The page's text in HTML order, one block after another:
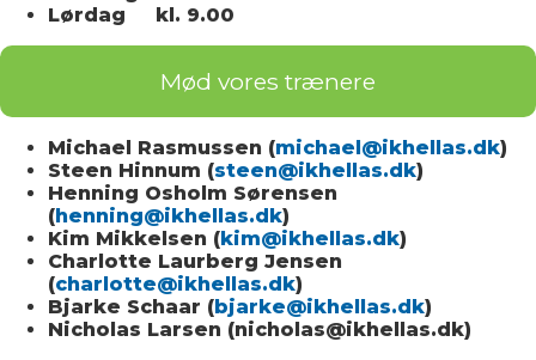
Lørdag kl. 9.00
Mød vores trænere
Michael Rasmussen (michael@ikhellas.dk)
Steen Hinnum (steen@ikhellas.dk)
Henning Osholm Sørensen
(henning@ikhellas.dk)
Kim Mikkelsen (kim@ikhellas.dk)
Charlotte Laurberg Jensen
(charlotte@ikhellas.dk)
Bjarke Schaar (bjarke@ikhellas.dk)
Nicholas Larsen (nicholas@ikhellas.dk)